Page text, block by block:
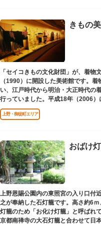
炭酸泉、シルキーバス、ジェット
そしてお風呂上がりには、キンキン
するもよし、改栄湯名物こだわりの
どの年代の方々も、身も心も温まる
グッズの販売もありますのでお立ち
ね。
きもの
「セイコきもの文化財団」が、着物
（1990）に開設した美術館です。
い、江戸時代から明治・大正時代の
行っていました。平成18年（2006
調査研究等は引き続き本財団で行っ
平成18年（2006）に休館
上野・御徒町エリア
おばけ
上野恩賜公園内の東照宮の入り口
之が奉納した石灯籠です。高さ約6
灯籠のため「お化け灯籠」と呼ばれ
京都南禅寺の大石灯籠と合わせて日